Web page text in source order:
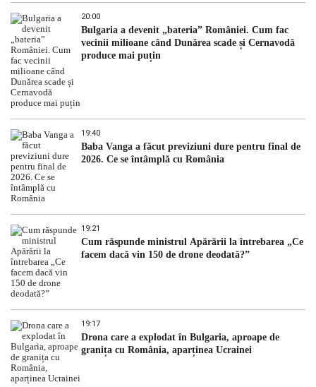
20:00
Bulgaria a devenit „bateria” României. Cum fac
vecinii milioane când Dunărea scade și Cernavodă
produce mai puțin
19:40
Baba Vanga a făcut previziuni dure pentru final de
2026. Ce se întâmplă cu România
19:21
Cum răspunde ministrul Apărării la întrebarea „Ce
facem dacă vin 150 de drone deodată?”
19:17
Drona care a explodat în Bulgaria, aproape de
granița cu România, aparținea Ucrainei